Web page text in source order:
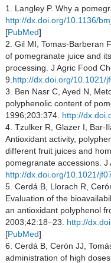
1. Langley P. Why a
http://dx.doi.org/10.1136/
[PubMed]
2. Gil MI, Tomas-Barberan
of pomegranate juice and
processing. J Agric Food
9. http://dx.doi.org/10.1021/
3. Ben Nasr C, Ayed N,
polyphenolic content of
1996;203:374. http://
4. Tzulker R, Glazer I, Bar-
Antioxidant activity,
different fruit juices and
pomegranate accessions. J
http://dx.doi.org/10.1021/
5. Cerdá B, Llorach R,
Evaluation of the
an antioxidant polyphenol
2003;42:18–23. http://
[PubMed]
6. Cerdá B, Cerón JJ,
administration of high